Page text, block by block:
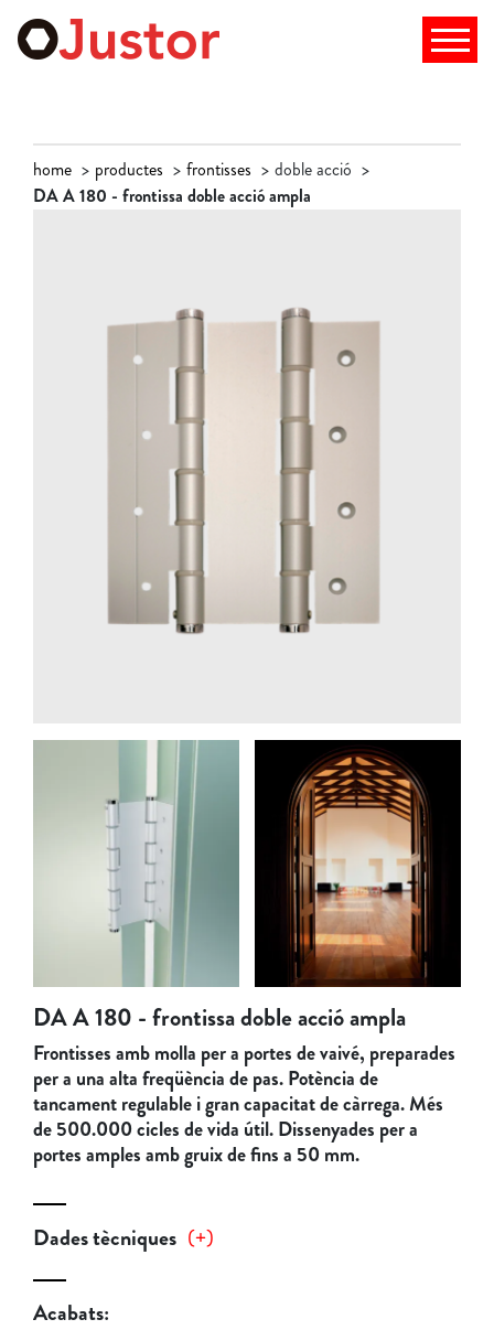
home productes frontisses
doble acció
DA A 180 - frontissa doble acció ampla
DA A 180 - frontissa doble acció ampla
Frontisses amb molla per a portes de vaivé, preparades
per a una alta freqüència de pas. Potència de
tancament regulable i gran capacitat de càrrega. Més
de 500.000 cicles de vida útil. Dissenyades per a
portes amples amb gruix de fins a 50 mm.
Dades tècniques (+)
Acabats: